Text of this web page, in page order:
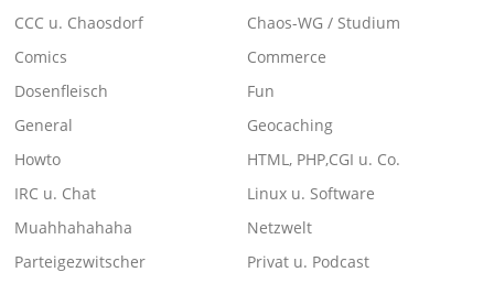
CCC u. Chaosdorf
Chaos-WG / Studium
Comics
Commerce
Dosenfleisch
Fun
General
Geocaching
Howto
HTML, PHP,CGI u. Co.
IRC u. Chat
Linux u. Software
Muahhahahaha
Netzwelt
Parteigezwitscher
Privat u. Podcast